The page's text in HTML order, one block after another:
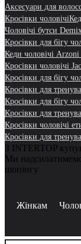
Аксесуари для
Кросівки чоловічі
Чоловічі бутси
Кросівки для бігу
Кеди чоловічі
Кросівки чоловічі
Кросівки для бігу
Кросівки для
Кросівки для бігу
Кросівки для
Кросівки чоловічі
Кросівки для
З INTERTOP
Ми
шопінгу
Жінкам